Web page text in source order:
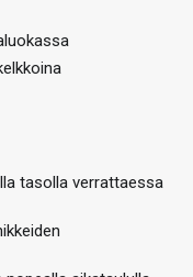
tasolla verrattaessa